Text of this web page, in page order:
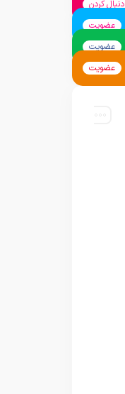
دنبال کردن
عضویت
عضویت
عضویت